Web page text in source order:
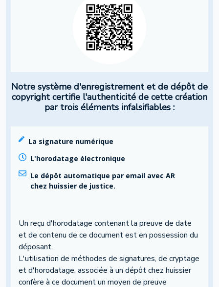
Notre système d'enregistrement et de dépôt de
copyright certifie l'authenticité de cette création
par trois éléments infalsifiables :
La signature numérique
L'horodatage électronique
Le dépôt automatique par email avec AR
chez huissier de justice.
Un reçu d'horodatage contenant la preuve de date
et de contenu de ce document est en possession du
déposant.
L'utilisation de méthodes de signatures, de cryptage
et d'horodatage, associée à un dépôt chez huissier
confère à ce document un moyen de preuve